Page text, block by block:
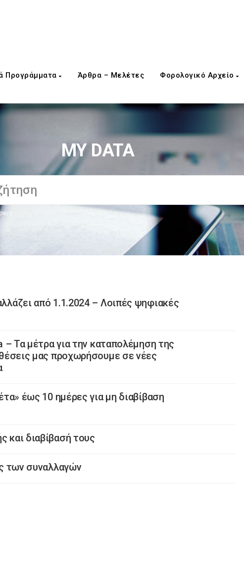
Προγράμματα Άρθρα – Μελέτες Φορολογικό Αρχείο
MY DATA
από 1.1.2024 – Λοιπές ψηφιακές
Τα μέτρα για την καταπολέμηση της
μας προχωρήσουμε σε νέες
έως 10 ημέρες για μη διαβίβαση
διαβίβασή τους
των συναλλαγών